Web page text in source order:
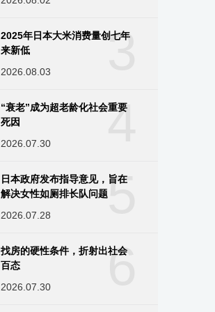
3
2025年日本大米消费量创七年
来新低
2026.08.03
4
“衰老”成为超老龄化社会重要
死因
2026.07.30
5
日本政府发布指导意见，旨在
解决女性如厕排长队问题
2026.07.28
6
找房的硬性条件，折射出社会
百态
2026.07.30